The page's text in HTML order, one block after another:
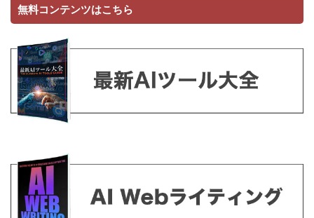
無料コンテンツはこちら